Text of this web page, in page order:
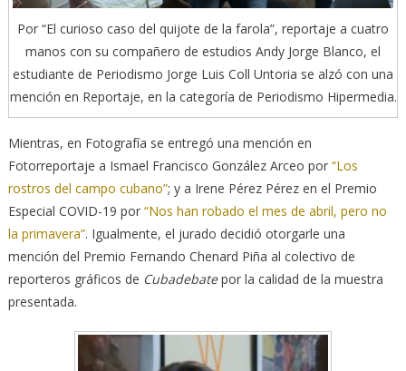
Por “El curioso caso del quijote de la farola”, reportaje a cuatro
manos con su compañero de estudios Andy Jorge Blanco, el
estudiante de Periodismo Jorge Luis Coll Untoria se alzó con una
mención en Reportaje, en la categoría de Periodismo Hipermedia.
Mientras, en Fotografía se entregó una mención en
Fotorreportaje a Ismael Francisco González Arceo por “Los
rostros del campo cubano”; y a Irene Pérez Pérez en el Premio
Especial COVID-19 por “Nos han robado el mes de abril, pero no
la primavera”. Igualmente, el jurado decidió otorgarle una
mención del Premio Fernando Chenard Piña al colectivo de
reporteros gráficos de Cubadebatepor la calidad de la muestra
presentada.